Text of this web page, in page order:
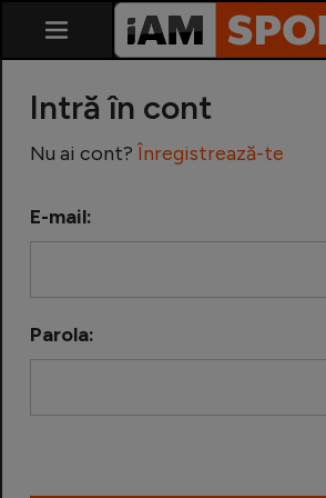
Echipa Națională
Intră în cont
Nu ai cont? Înregistrează-te
E-mail:
Parola: